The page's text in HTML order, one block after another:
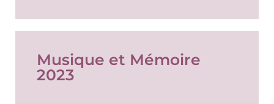
Musique et Mémoire
2023